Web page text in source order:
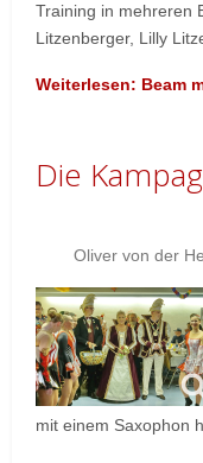
Training in mehreren
Litzenberger, Lilly
Weiterlesen: Beam
Die
Oliver von der
mit einem Saxophon